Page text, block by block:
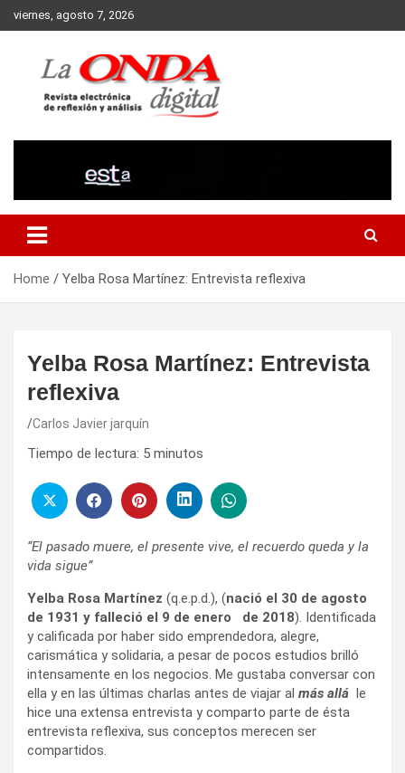
Skip
to
viernes, agosto 7, 2026
Home Yelba Rosa Martínez: Entrevista reflexiva
Yelba Rosa Martínez: Entrevista
reflexiva
Carlos Javier jarquín
Tiempo de lectura: 5 minutos
“El pasado muere, el presente vive, el recuerdo queda y la
vida sigue”
Yelba Rosa Martínez (q.e.p.d.), (nació el 30 de agosto
de 1931 y falleció el 9 de enero de 2018). Identificada
y calificada por haber sido emprendedora, alegre,
carismática y solidaria, a pesar de pocos estudios brilló
intensamente en los negocios. Me gustaba conversar con
ella y en las últimas charlas antes de viajar al más allá le
hice una extensa entrevista y comparto parte de ésta
entrevista reflexiva, sus conceptos merecen ser
compartidos.